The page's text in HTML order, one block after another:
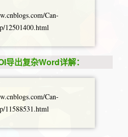
Can-
12501400.html
导出复杂Word详解：
Can-
11588531.html